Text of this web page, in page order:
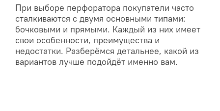
При выборе перфоратора покупатели часто
сталкиваются с двумя основными типами:
бочковыми и прямыми. Каждый из них имеет
свои особенности, преимущества и
недостатки. Разберёмся детальнее, какой из
вариантов лучше подойдёт именно вам.